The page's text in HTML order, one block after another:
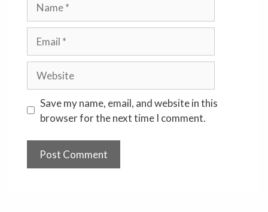
Save my name, email, and website in this
browser for the next time I comment.